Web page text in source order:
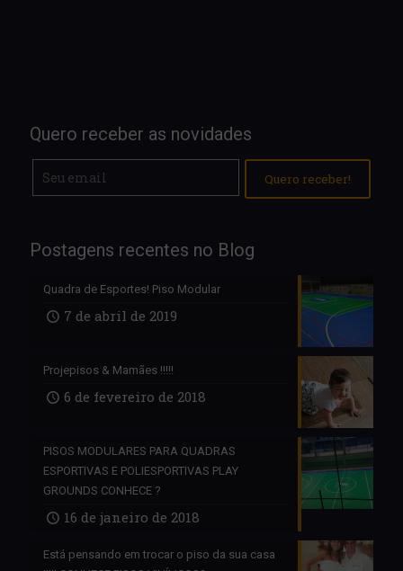
Quero receber as novidades
Postagens recentes no Blog
Quadra de Esportes! Piso Modular
7 de abril de 2019
Projepisos & Mamães !!!!!
6 de fevereiro de 2018
PISOS MODULARES PARA QUADRAS
ESPORTIVAS E POLIESPORTIVAS PLAY
GROUNDS CONHECE ?
16 de janeiro de 2018
Está pensando em trocar o piso da sua casa